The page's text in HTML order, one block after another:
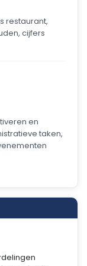
restaurant,
cijfers
en
taken,